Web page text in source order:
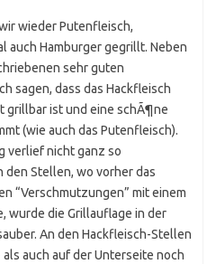
wieder Putenfleisch,
auch Hamburger gegrillt. Neben
sehr guten
sagen, dass das Hackfleisch
grillbar ist und eine schÃ¶ne
(wie auch das Putenfleisch).
verlief nicht ganz so
den Stellen, wo vorher das
“Verschmutzungen” mit einem
die Grillauflage in der
An den Hackfleisch-Stellen
auch auf der Unterseite noch